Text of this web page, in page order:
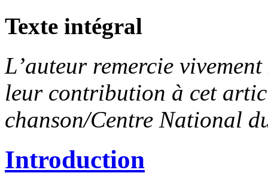
Texte intégral
L’auteur remercie
leur contribution à cet
chanson/Centre National
Introduction